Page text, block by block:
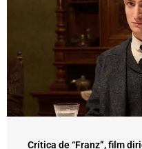
Crítica de “Franz”, film